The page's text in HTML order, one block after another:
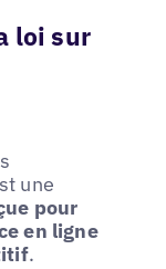
loi sur
une
pour
en ligne
.